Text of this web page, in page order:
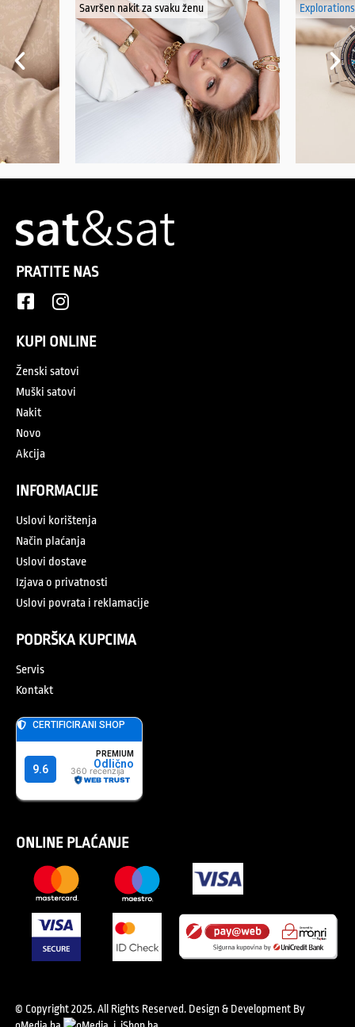
Savršen nakit za svaku ženu
PRATITE NAS
KUPI ONLINE
Ženski satovi
Muški satovi
Nakit
Novo
Akcija
INFORMACIJE
Uslovi korištenja
Način plaćanja
Uslovi dostave
Izjava o privatnosti
Uslovi povrata i reklamacije
PODRŠKA KUPCIMA
Servis
Kontakt
ONLINE PLAĆANJE
© Copyright 2025. All Rights Reserved. Design & Development By